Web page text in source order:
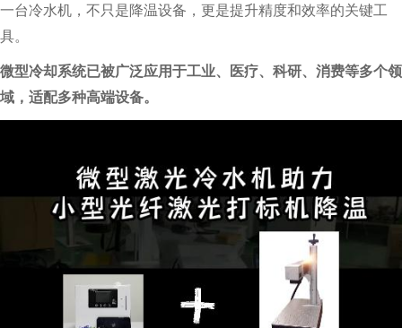
一台冷水机，不只是降温设备，更是提升精度和效率的关键工
具。
微型冷却系统已被广泛应用于工业、医疗、科研、消费等多个领
域，适配多种高端设备。